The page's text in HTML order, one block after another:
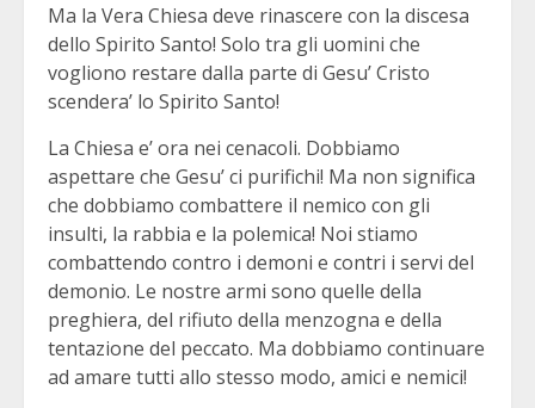
Ma la Vera Chiesa deve rinascere con la discesa
dello Spirito Santo! Solo tra gli uomini che
vogliono restare dalla parte di Gesu’ Cristo
scendera’ lo Spirito Santo!
La Chiesa e’ ora nei cenacoli. Dobbiamo
aspettare che Gesu’ ci purifichi! Ma non significa
che dobbiamo combattere il nemico con gli
insulti, la rabbia e la polemica! Noi stiamo
combattendo contro i demoni e contri i servi del
demonio. Le nostre armi sono quelle della
preghiera, del rifiuto della menzogna e della
tentazione del peccato. Ma dobbiamo continuare
ad amare tutti allo stesso modo, amici e nemici!